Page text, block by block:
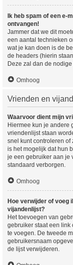
Ik heb spam of een e-
ontvangen!
Jammer dat we dit
een aantal technieken
wat je kan doen is de
de headers (hierin
Deze zal dan de
Omhoog
Vrienden en
Waarvoor dient mijn
Hiermee kun je andere
vriendenlijst staan
snel kunt controleren of
is het mogelijk dat hun
je een gebruiker aan je
standaard verborgen.
Omhoog
Hoe verwijder of voeg
vijandenlijst?
Het toevoegen van
gebruiker staat een link
te voegen. De tweede
gebruikersnaam
de lijst verwijderen.